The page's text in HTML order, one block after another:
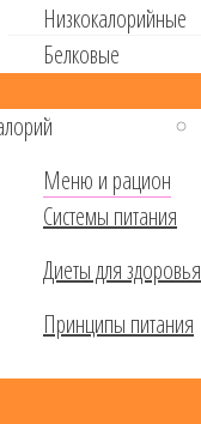
Низкокалорийные
Белковые
Меню и рацион
Системы питания
Диеты для здоровья
Принципы питания